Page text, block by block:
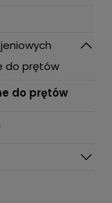
do prętów
do prętów